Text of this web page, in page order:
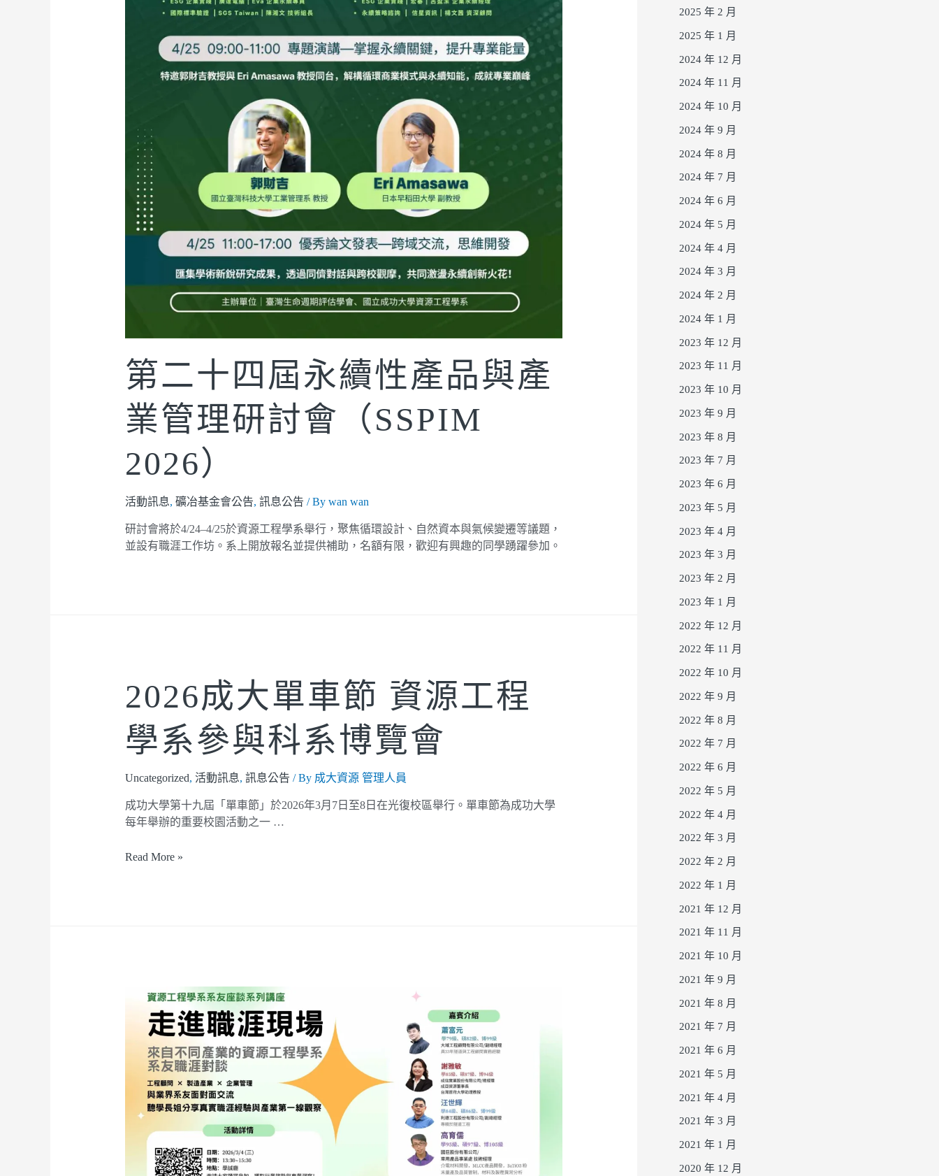
第二十四屆永續性產品與產
業管理研討會（SSPIM
2026）
活動訊息, 礦冶基金會公告, 訊息公告 / By wan wan
研討會將於4/24–4/25於資源工程學系舉行，聚焦循環設計、自然資本與氣候變遷等議題，
並設有職涯工作坊。系上開放報名並提供補助，名額有限，歡迎有興趣的同學踴躍參加。
2026成大單車節 資源工程
學系參與科系博覽會
Uncategorized, 活動訊息, 訊息公告 / By 成大資源 管理人員
成功大學第十九屆「單車節」於2026年3月7日至8日在光復校區舉行。單車節為成功大學
每年舉辦的重要校園活動之一 …
Read More »
2025 年 2 月
2025 年 1 月
2024 年 12 月
2024 年 11 月
2024 年 10 月
2024 年 9 月
2024 年 8 月
2024 年 7 月
2024 年 6 月
2024 年 5 月
2024 年 4 月
2024 年 3 月
2024 年 2 月
2024 年 1 月
2023 年 12 月
2023 年 11 月
2023 年 10 月
2023 年 9 月
2023 年 8 月
2023 年 7 月
2023 年 6 月
2023 年 5 月
2023 年 4 月
2023 年 3 月
2023 年 2 月
2023 年 1 月
2022 年 12 月
2022 年 11 月
2022 年 10 月
2022 年 9 月
2022 年 8 月
2022 年 7 月
2022 年 6 月
2022 年 5 月
2022 年 4 月
2022 年 3 月
2022 年 2 月
2022 年 1 月
2021 年 12 月
2021 年 11 月
2021 年 10 月
2021 年 9 月
2021 年 8 月
2021 年 7 月
2021 年 6 月
2021 年 5 月
2021 年 4 月
2021 年 3 月
2021 年 1 月
2020 年 12 月